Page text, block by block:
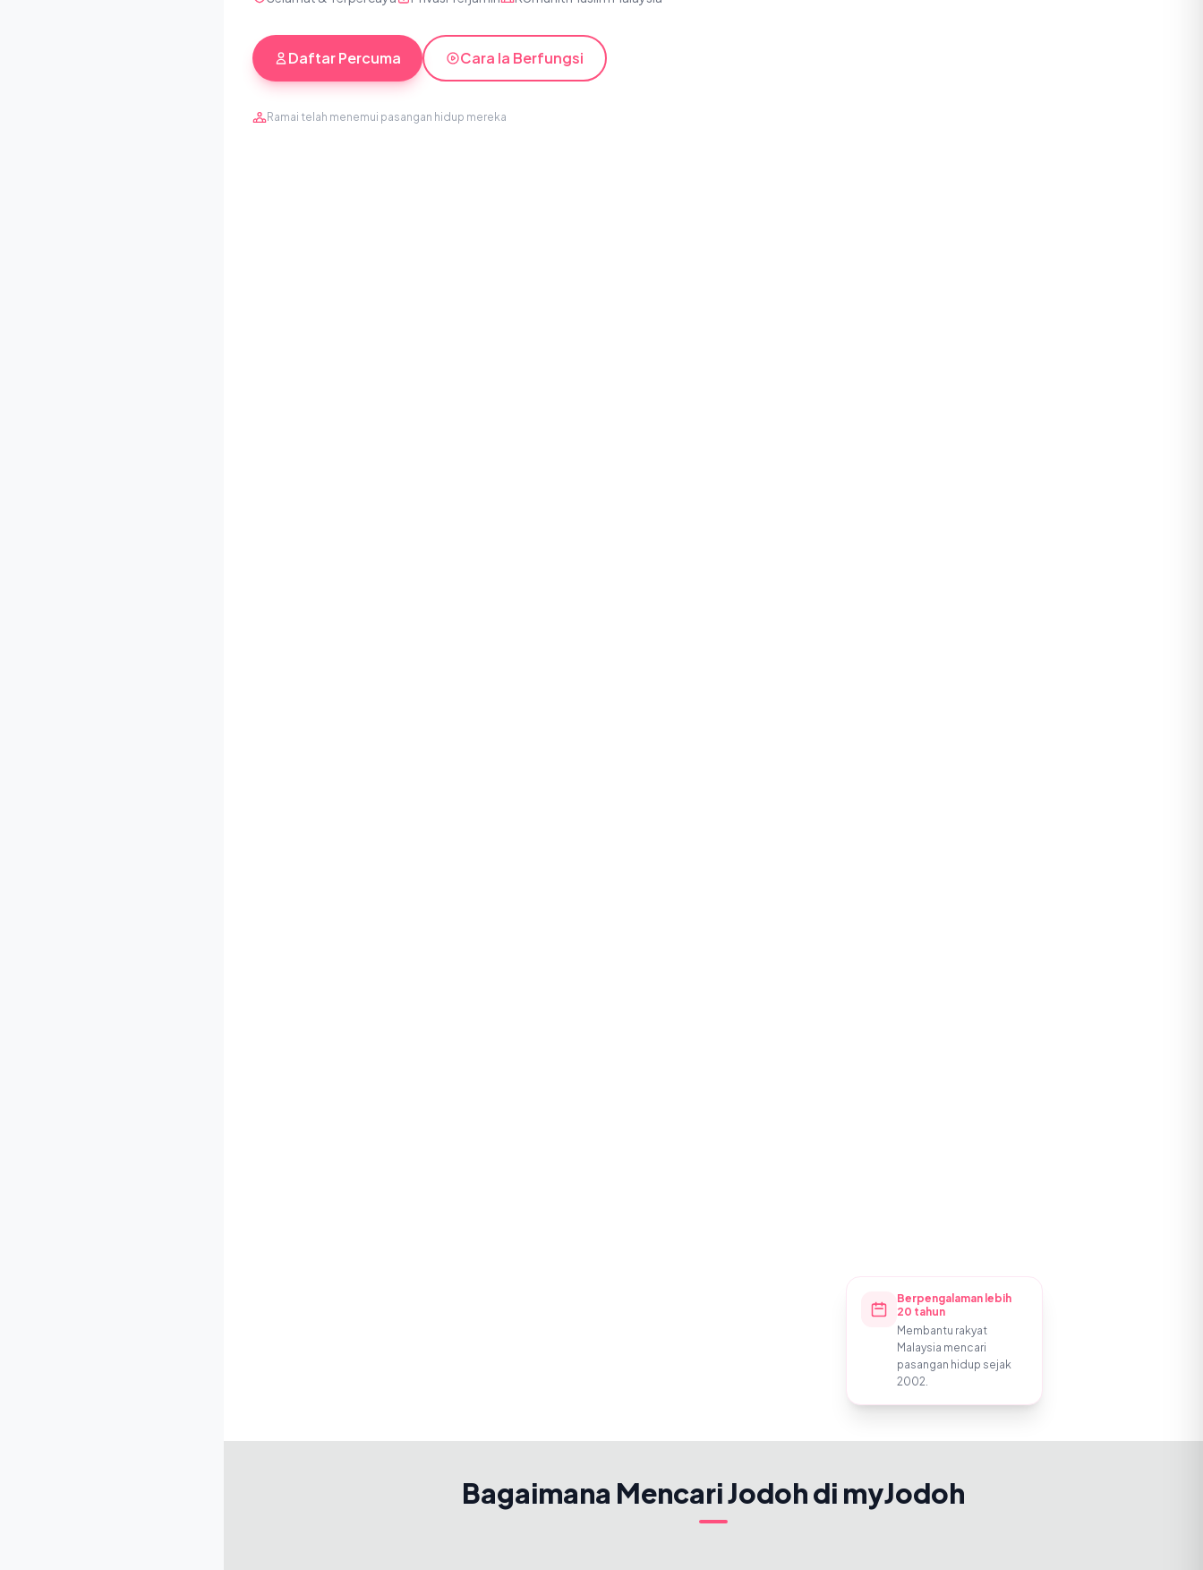
Daftar Percuma Cara Ia Berfungsi
Ramai telah menemui pasangan hidup mereka
Berpengalaman lebih
20 tahun
Membantu rakyat
Malaysia mencari
pasangan hidup sejak
2002.
Bagaimana Mencari Jodoh di myJodoh